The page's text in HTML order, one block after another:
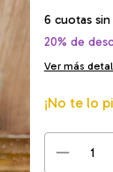
6 cuotas
20% de
Ver más
¡No te lo